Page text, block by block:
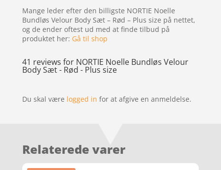
Mange leder efter den billigste NORTIE Noelle
Bundløs Velour Body Sæt – Rød – Plus size på nettet,
og de ender oftest ud med at finde tilbud på
produktet her: Gå til shop
41 reviews for NORTIE Noelle Bundløs Velour
Body Sæt - Rød - Plus size
Du skal være logged in for at afgive en anmeldelse.
Relaterede varer